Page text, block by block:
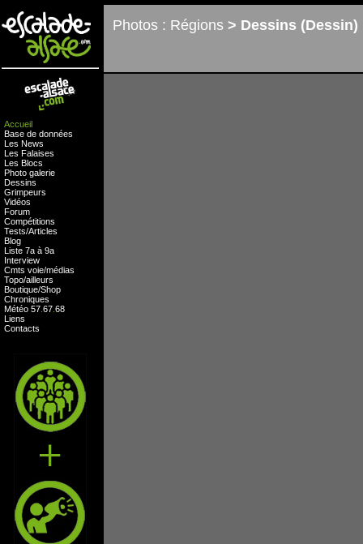
Accueil
Base de données
Les News
Les Falaises
Les Blocs
Photo galerie
Dessins
Grimpeurs
Vidéos
Forum
Compétitions
Tests/Articles
Blog
Liste 7a à 9a
Interview
Cmts voie/médias
Topo/ailleurs
Boutique/Shop
Chroniques
Météo 57 67 68
Liens
Contacts
Photos : Régions > Dessins (Dessin)